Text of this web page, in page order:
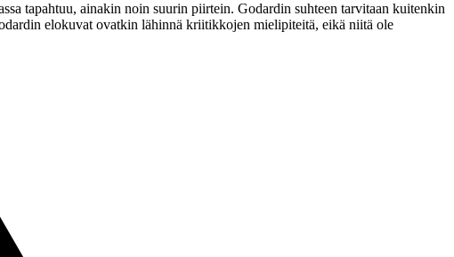
tapahtuu, ainakin noin suurin piirtein. Godardin suhteen tarvitaan kuitenkin
elokuvat ovatkin lähinnä kriitikkojen mielipiteitä, eikä niitä ole